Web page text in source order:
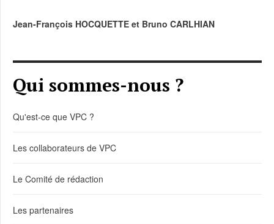
Jean-François HOCQUETTE et Bruno CARLHIAN
Qui sommes-nous ?
Qu'est-ce que VPC ?
Les collaborateurs de VPC
Le Comité de rédaction
Les partenaires